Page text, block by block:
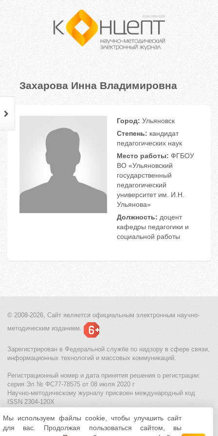
Захарова Инна Владимировна
Город: Ульяновск
Степень: кандидат
педагогических наук
Место работы: ФГБОУ
ВО «Ульяновский
государственный
педагогический
университет им. И.Н.
Ульянова»
Должность: доцент
кафедры педагогики и
социальной работы
© 2008-2026, Сайт является официальным электронным научно-
методическим изданием.
Зарегистрирован в Федеральной службе по надзору в сфере связи,
информационных технологий и массовых коммуникаций.
Регистрационный номер и дата принятия решения о регистрации:
серия Эл № ФС77-78575 от 08 июля 2020 г
Научно-методическому журналу присвоен международный код
ISSN 2304-120X
МЦИТО|Школьные олимпиады и онлайн конкурсы для детей
Политика использования файлов cookie| Политика обработки и
Мы используем файлы cookie, чтобы улучшить сайт
для вас. Продолжая пользоваться сайтом, вы